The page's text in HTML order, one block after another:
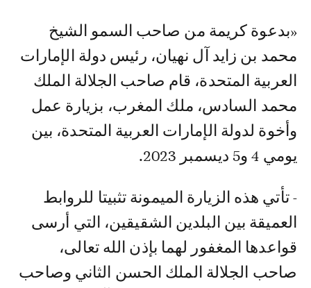
«بدعوة كريمة من صاحب السمو الشيخ
محمد بن زايد آل نهيان، رئيس دولة الإمارات
العربية المتحدة، قام صاحب الجلالة الملك
محمد السادس، ملك المغرب، بزيارة عمل
وأخوة لدولة الإمارات العربية المتحدة، بين
يومي 4 و5 ديسمبر 2023.
- تأتي هذه الزيارة الميمونة تثبيتا للروابط
العميقة بين البلدين الشقيقين، التي أرسى
قواعدها المغفور لهما بإذن الله تعالى،
صاحب الجلالة الملك الحسن الثاني وصاحب